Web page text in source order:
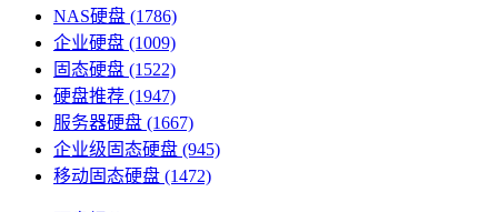
NAS硬盘 (1786)
企业硬盘 (1009)
固态硬盘 (1522)
硬盘推荐 (1947)
服务器硬盘 (1667)
企业级固态硬盘 (945)
移动固态硬盘 (1472)